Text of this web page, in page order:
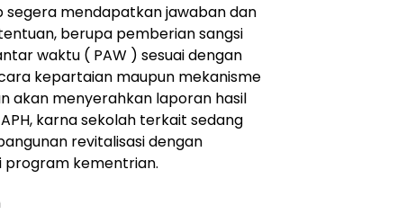
segera mendapatkan jawaban dan
berupa pemberian sangsi
waktu ( PAW ) sesuai dengan
kepartaian maupun mekanisme
akan menyerahkan laporan hasil
karna sekolah terkait sedang
revitalisasi dengan
program kementrian.